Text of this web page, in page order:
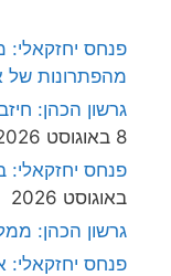
פנחס יחזקאלי:
מהפתרונות של
גרשון הכהן:
8 באוגוסט 2026
פנחס יחזקאלי:
באוגוסט 2026
גרשון הכהן:
פנחס יחזקאלי: